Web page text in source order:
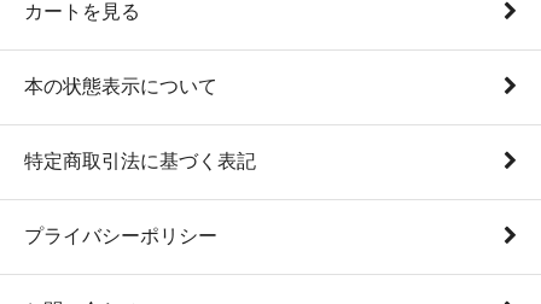
カートを見る
本の状態表示について
特定商取引法に基づく表記
プライバシーポリシー